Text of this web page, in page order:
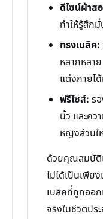
ดีไซน์ผ้าส
ทำให้รู้สึก
ทรงเบสิค:
หลากหลา
แต่งกายไ
ฟรีไซส์: ร
นิ้ว และคว
หญิงส่วน
ด้วยคุณสมบัติ
ไม่ได้เป็นเพีย
เบสิคที่ถูกออ
จริงในชีวิตปร